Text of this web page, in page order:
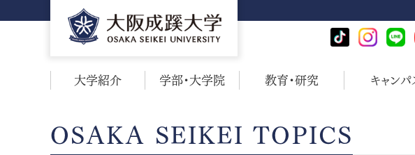
大学紹介 学部・大学院 教育・研究 キャンパ
OSAKA SEIKEI TOPICS